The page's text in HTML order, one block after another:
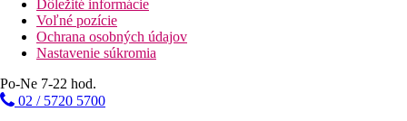
Dôležité informácie
Voľné pozície
Ochrana osobných údajov
Nastavenie súkromia
Po-Ne 7-22 hod.
02 / 5720 5700